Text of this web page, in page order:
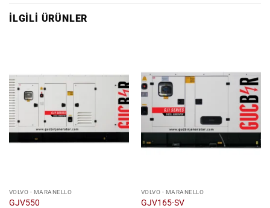
İLGILI ÜRÜNLER
VOLVO - MARANELLO
GJV550
VOLVO - MARANELLO
GJV165-SV